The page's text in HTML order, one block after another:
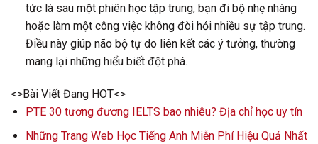
tức là sau một phiên học tập trung, bạn đi bộ nhẹ nhàng
hoặc làm một công việc không đòi hỏi nhiều sự tập trung.
Điều này giúp não bộ tự do liên kết các ý tưởng, thường
mang lại những hiểu biết đột phá.
<>Bài Viết Đang HOT<>
PTE 30 tương đương IELTS bao nhiêu? Địa chỉ học uy tín
Những Trang Web Học Tiếng Anh Miễn Phí Hiệu Quả Nhất